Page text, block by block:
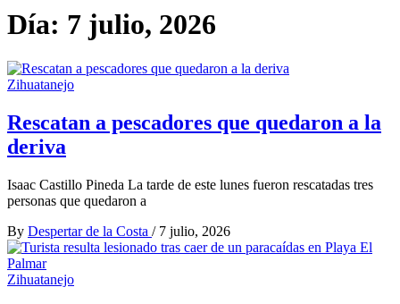
Día: 7 julio, 2026
Zihuatanejo
Rescatan a pescadores que quedaron a la
deriva
Isaac Castillo Pineda La tarde de este lunes fueron rescatadas tres
personas que quedaron a
By Despertar de la Costa / 7 julio, 2026
Zihuatanejo